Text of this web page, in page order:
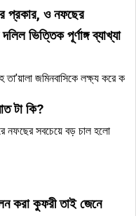
প্রকার, ও নফছের
ভিত্তিক পূর্ণাঙ্গ ব্যাখ্যা
জমিনবাসিকে লক্ষ্য করে ক
টা কি?
নফছের সবচেয়ে বড় চাল হলো
করা কুফরী তাই জেনে